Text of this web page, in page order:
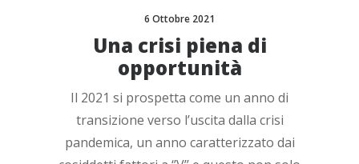
6 Ottobre 2021
Una crisi piena di
opportunità
Il 2021 si prospetta come un anno di
transizione verso l’uscita dalla crisi
pandemica, un anno caratterizzato dai